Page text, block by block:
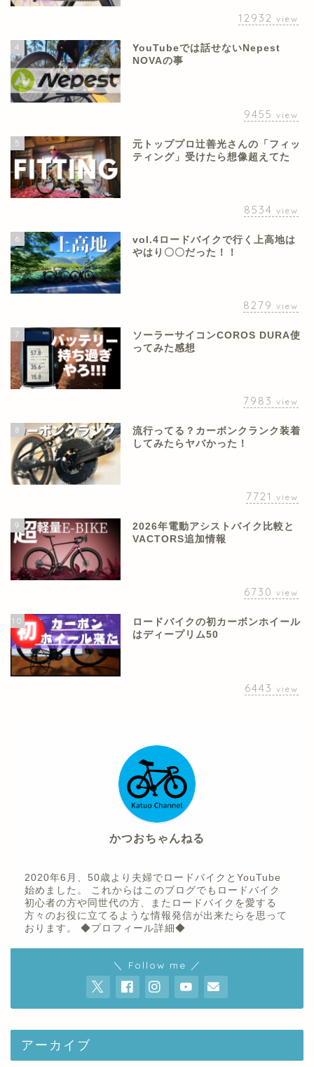
12932 view
4
YouTubeでは話せないNepest
NOVAの事
9455 view
5
元トッププロ辻善光さんの「フィッ
ティング」受けたら想像超えてた
8534 view
6
vol.4ロードバイクで行く上高地は
やはり〇〇だった！！
8279 view
7
ソーラーサイコンCOROS DURA使
ってみた感想
7983 view
8
流行ってる？カーボンクランク装着
してみたらヤバかった！
7721 view
9
2026年電動アシストバイク比較と
VACTORS追加情報
6730 view
10
ロードバイクの初カーボンホイール
はディープリム50
6443 view
かつおちゃんねる
2020年6月、50歳より夫婦でロードバイクとYouTube
始めました。 これからはこのブログでもロードバイク
初心者の方や同世代の方、またロードバイクを愛する
方々のお役に立てるような情報発信が出来たらを思って
おります。 ◆プロフィール詳細◆
＼ Follow me ／
アーカイブ
プロフィール
お問い合わせ